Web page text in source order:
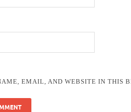
EMAIL, AND WEBSITE IN THIS